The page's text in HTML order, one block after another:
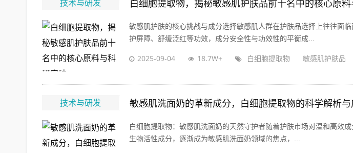
技术与研发 白细胞提取物，揭秘敏感肌护肤品前十名中的核心原
敏感肌护肤的核心挑战与成分选择敏感肌人群在护肤品选择上往往面
护屏障、舒缓泛红等功效，成分安全性与功效性的平衡成...
2025-09-04 18.7W+ 白细胞提取物 敏感肌护肤品
技术与研发 敏感肌洗面奶的革新成分，白细胞提取物的科学解析与
白细胞提取物：敏感肌洗面奶的天然守护者随着护肤市场对温和高效
生物活性成分，逐渐成为敏感肌洗面奶领域的焦点，...